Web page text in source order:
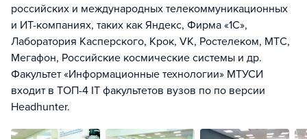
российских и международных телекоммуникационных
и ИТ-компаниях, таких как Яндекс, Фирма «1С»,
Лаборатория Касперского, Крок, VK, Ростелеком, МТС,
Мегафон, Российские космические системы и др.
Факультет «Информационные технологии» МТУСИ
входит в ТОП-4 IT факультетов вузов по по версии
Headhunter.